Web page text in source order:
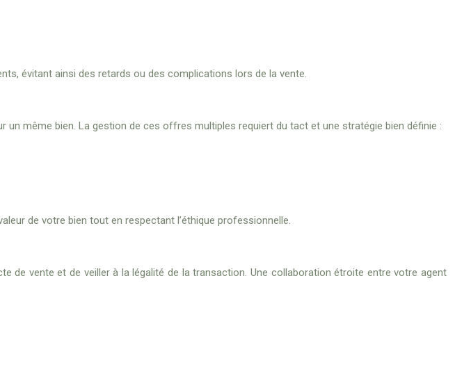
évitant ainsi des retards ou des complications lors de la vente.
même bien. La gestion de ces offres multiples requiert du tact et une stratégie bien définie :
de votre bien tout en respectant l’éthique professionnelle.
de vente et de veiller à la légalité de la transaction. Une collaboration étroite entre votre agent